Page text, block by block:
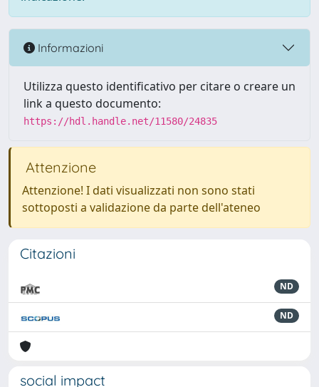
Informazioni
Utilizza questo identificativo per citare o creare un
link a questo documento:
https://hdl.handle.net/11580/24835
Attenzione
Attenzione! I dati visualizzati non sono stati
sottoposti a validazione da parte dell'ateneo
Citazioni
ND
ND
social impact